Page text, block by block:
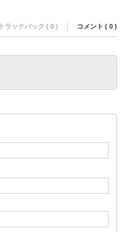
トラックバック ( 0 ) コメント ( 0 )